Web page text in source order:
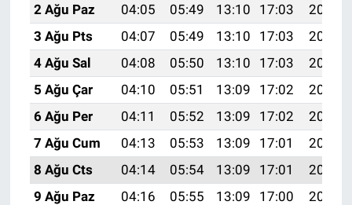
2 Ağu Paz
04:05 05:49 13:10 17:03
20:21
3 Ağu Pts
04:07 05:49 13:10 17:03
20:20
4 Ağu Sal
04:08 05:50 13:10 17:03
20:19
5 Ağu Çar
04:10 05:51 13:09 17:02
20:17
6 Ağu Per
04:11 05:52 13:09 17:02
20:16
7 Ağu Cum
04:13 05:53 13:09 17:01
20:15
8 Ağu Cts
04:14 05:54 13:09 17:01
20:14
9 Ağu Paz
04:16 05:55 13:09 17:00
20:13